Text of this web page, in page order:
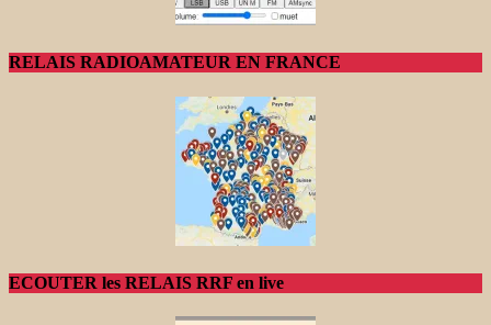
RELAIS RADIOAMATEUR EN FRANCE
ECOUTER les RELAIS RRF en live